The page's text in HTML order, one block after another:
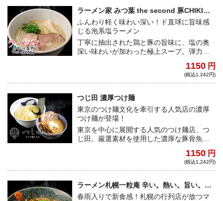
ラーメン家 みつ葉 the second 豚CHIKIし
おラーメン
ふんわり軽く味わい深い！ド直球に旨味感
じる泡系塩ラーメン
丁寧に抽出された鶏と豚の旨味に、塩の奥
深い味わいが加わった極上スープ。弾力と
香りとエスプーマの風味が、噛む度に心地
1150 円
(税込1,242円)
つじ田 濃厚つけ麺
東京のつけ麺文化を牽引する人気店の濃厚
つけ麺が登場！
東京を中心に展開する人気のつけ麺店、つ
じ田。厳選素材を使用した濃厚な豚骨魚介
注麺が織りなす最高の味わいを、ご自宅で
1150 円
(税込1,242円)
ラーメン札幌一粒庵 辛い。熱い。旨い。
【マーボーラーメン】
春雨入りで新食感！札幌の行列店が放つマ